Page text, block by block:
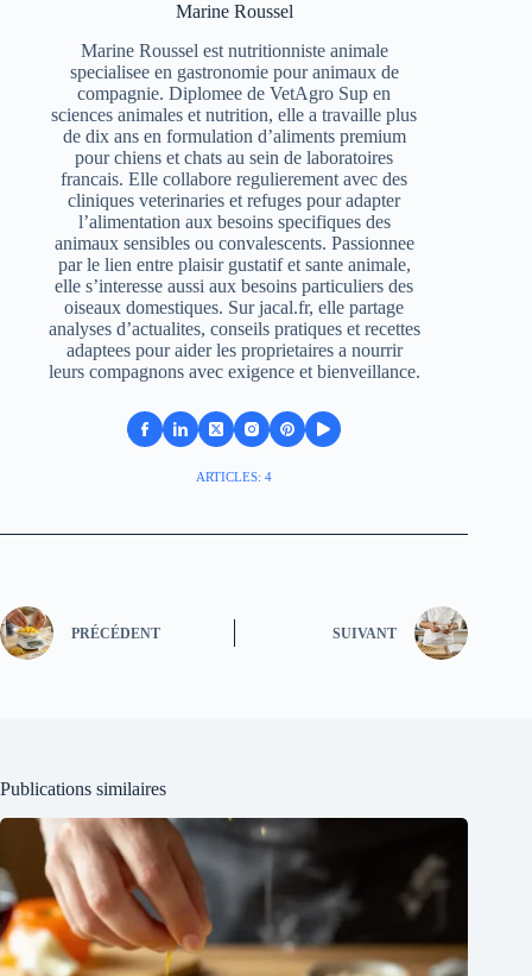
Marine Roussel
Marine Roussel est nutritionniste animale
specialisee en gastronomie pour animaux de
compagnie. Diplomee de VetAgro Sup en
sciences animales et nutrition, elle a travaille plus
de dix ans en formulation d’aliments premium
pour chiens et chats au sein de laboratoires
francais. Elle collabore regulierement avec des
cliniques veterinaries et refuges pour adapter
l’alimentation aux besoins specifiques des
animaux sensibles ou convalescents. Passionnee
par le lien entre plaisir gustatif et sante animale,
elle s’interesse aussi aux besoins particuliers des
oiseaux domestiques. Sur jacal.fr, elle partage
analyses d’actualites, conseils pratiques et recettes
adaptees pour aider les proprietaires a nourrir
leurs compagnons avec exigence et bienveillance.
ARTICLES: 4
PRÉCÉDENT SUIVANT
Publications similaires